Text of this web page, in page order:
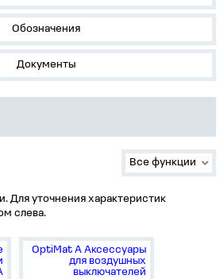
Обозначения
Документы
Все функции
Для уточнения характеристик
слева.
OptiMat A Аксессуары
для воздушных
выключателей